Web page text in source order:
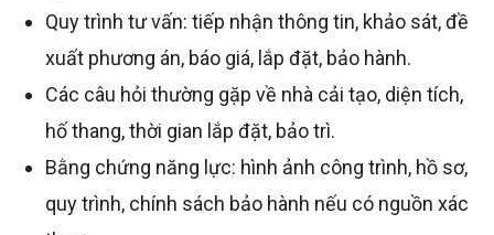
Quy trình tư vấn: tiếp nhận thông tin, khảo sát, đề
xuất phương án, báo giá, lắp đặt, bảo hành.
Các câu hỏi thường gặp về nhà cải tạo, diện tích,
hố thang, thời gian lắp đặt, bảo trì.
Bằng chứng năng lực: hình ảnh công trình, hồ sơ,
quy trình, chính sách bảo hành nếu có nguồn xác